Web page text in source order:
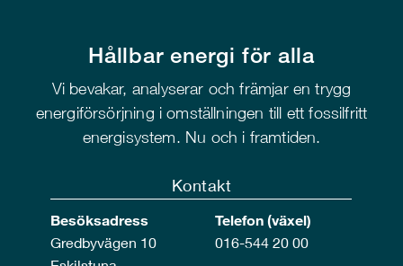
Hållbar energi för alla
Vi bevakar, analyserar och främjar en trygg
energiförsörjning i omställningen till ett fossilfritt
energisystem. Nu och i framtiden.
Kontakt
Besöksadress
Gredbyvägen 10
Telefon (växel)
016-544 20 00